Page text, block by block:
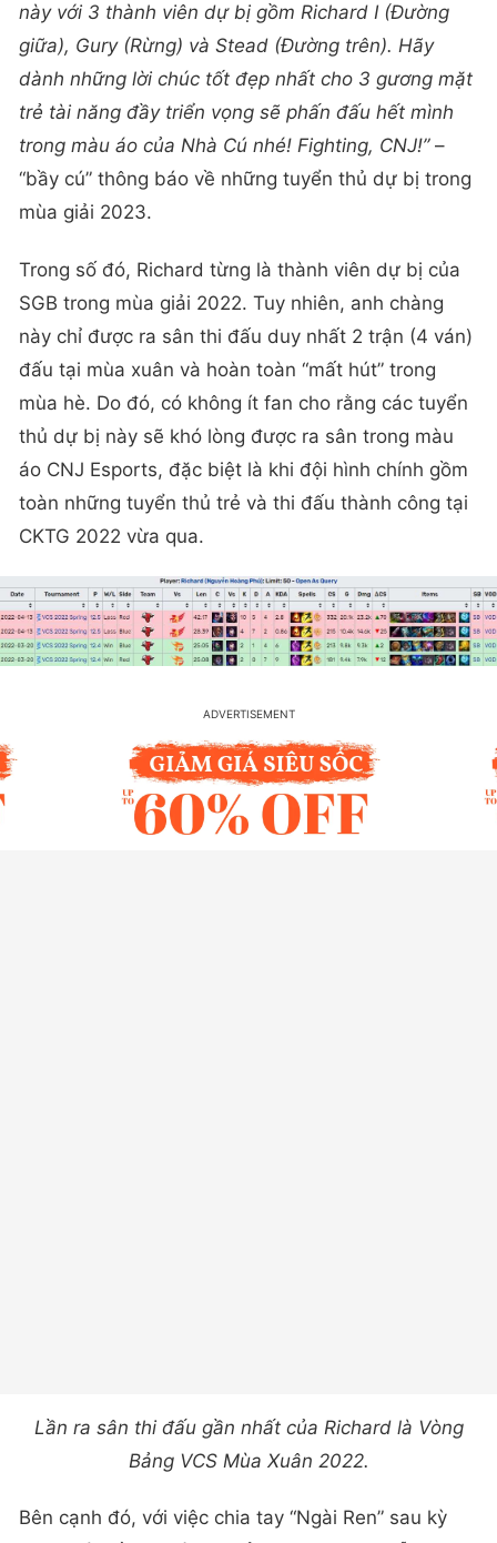
này với 3 thành viên dự bị gồm Richard I (Đường
giữa), Gury (Rừng) và Stead (Đường trên). Hãy
dành những lời chúc tốt đẹp nhất cho 3 gương mặt
trẻ tài năng đầy triển vọng sẽ phấn đấu hết mình
trong màu áo của Nhà Cú nhé! Fighting, CNJ!”–
“bầy cú” thông báo về những tuyển thủ dự bị trong
mùa giải 2023.
Trong số đó, Richard từng là thành viên dự bị của
SGB trong mùa giải 2022. Tuy nhiên, anh chàng
này chỉ được ra sân thi đấu duy nhất 2 trận (4 ván)
đấu tại mùa xuân và hoàn toàn “mất hút” trong
mùa hè. Do đó, có không ít fan cho rằng các tuyển
thủ dự bị này sẽ khó lòng được ra sân trong màu
áo CNJ Esports, đặc biệt là khi đội hình chính gồm
toàn những tuyển thủ trẻ và thi đấu thành công tại
CKTG 2022 vừa qua.
Lần ra sân thi đấu gần nhất của Richard là Vòng
Bảng VCS Mùa Xuân 2022.
Bên cạnh đó, với việc chia tay “Ngài Ren” sau kỳ